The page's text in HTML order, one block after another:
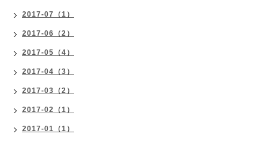
2017-07（1）
2017-06（2）
2017-05（4）
2017-04（3）
2017-03（2）
2017-02（1）
2017-01（1）